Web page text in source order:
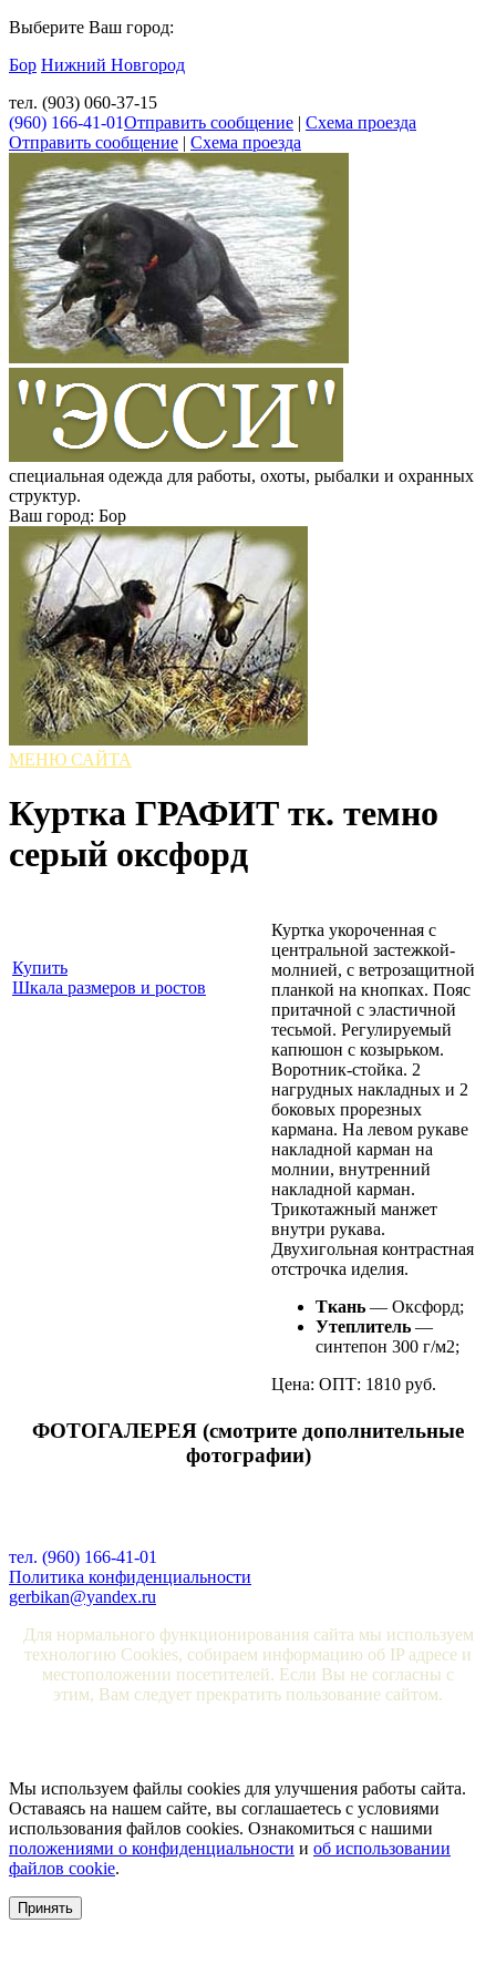
Выберите Ваш город:
Бор Нижний Новгород
тел. (903) 060-37-15
(960) 166-41-01Отправить сообщение | Схема проезда
Отправить сообщение | Схема проезда
специальная одежда для работы, охоты, рыбалки и охранных
структур.
Ваш город: Бор
МЕНЮ САЙТА
Куртка ГРАФИТ тк. темно
серый оксфорд
Купить
Шкала размеров и ростов
Куртка укороченная с
центральной застежкой-
молнией, с ветрозащитной
планкой на кнопках. Пояс
притачной с эластичной
тесьмой. Регулируемый
капюшон с козырьком.
Воротник-стойка. 2
нагрудных накладных и 2
боковых прорезных
кармана. На левом рукаве
накладной карман на
молнии, внутренний
накладной карман.
Трикотажный манжет
внутри рукава.
Двухигольная контрастная
отстрочка иделия.
Ткань — Оксфорд;
Утеплитель —
синтепон 300 г/м2;
Цена: ОПТ: 1810 руб.
ФОТОГАЛЕРЕЯ (смотрите дополнительные
фотографии)
тел. (960) 166-41-01
Политика конфиденциальности
gerbikan@yandex.ru
Для нормального функционирования сайта мы используем
технологию Cookies, собираем информацию об IP адресе и
местоположении посетителей. Если Вы не согласны с
этим, Вам следует прекратить пользование сайтом.
Мы используем файлы cookies для улучшения работы сайта.
Оставаясь на нашем сайте, вы соглашаетесь с условиями
использования файлов cookies. Ознакомиться с нашими
положениями о конфиденциальности и об использовании
файлов cookie.
Принять